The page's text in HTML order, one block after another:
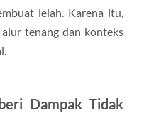
lelah. Karena itu,
tenang dan konteks
Dampak Tidak